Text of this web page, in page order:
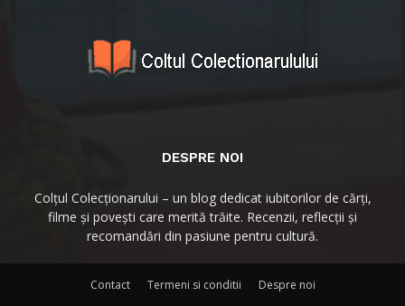
DESPRE NOI
Colțul Colecționarului – un blog dedicat iubitorilor de cărți,
filme și povești care merită trăite. Recenzii, reflecții și
recomandări din pasiune pentru cultură.
Contact Termeni si conditii Despre noi